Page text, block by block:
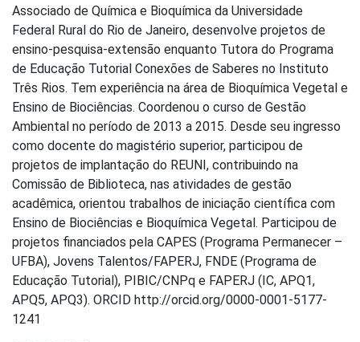
Associado de Química e Bioquímica da Universidade
Federal Rural do Rio de Janeiro, desenvolve projetos de
ensino-pesquisa-extensão enquanto Tutora do Programa
de Educação Tutorial Conexões de Saberes no Instituto
Três Rios. Tem experiência na área de Bioquímica Vegetal e
Ensino de Biociências. Coordenou o curso de Gestão
Ambiental no período de 2013 a 2015. Desde seu ingresso
como docente do magistério superior, participou de
projetos de implantação do REUNI, contribuindo na
Comissão de Biblioteca, nas atividades de gestão
acadêmica, orientou trabalhos de iniciação científica com
Ensino de Biociências e Bioquímica Vegetal. Participou de
projetos financiados pela CAPES (Programa Permanecer –
UFBA), Jovens Talentos/FAPERJ, FNDE (Programa de
Educação Tutorial), PIBIC/CNPq e FAPERJ (IC, APQ1,
APQ5, APQ3). ORCID http://orcid.org/0000-0001-5177-
1241